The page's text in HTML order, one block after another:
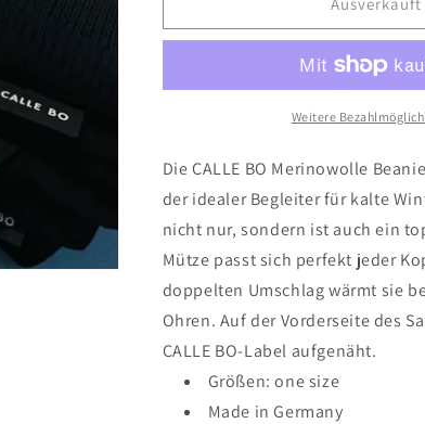
CALLE
Beanie
CALLE
Merinowolle
Beanie
Weitere
Die CALLE BO Merinowolle
der idealer Begleiter für kalte
nicht nur, sondern ist auch ein
Mütze passt sich perfekt jeder
doppelten Umschlag wärmt sie
Ohren. Auf der Vorderseite des
CALLE BO-Label aufgenäht.
Größen: one size
Made in Germany